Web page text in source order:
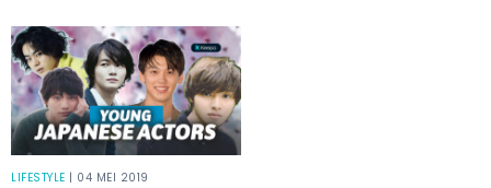
LIFESTYLE | 04 MEI 2019